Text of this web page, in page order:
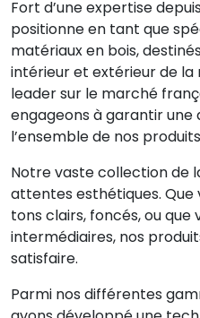
Fort d’une expertise
positionne en tant que
matériaux en bois,
intérieur et extérieur de la
leader sur le marché
engageons à garantir
l’ensemble de nos
Notre vaste collection de
attentes esthétiques. Que
tons clairs, foncés, ou
intermédiaires, nos
satisfaire.
Parmi nos différentes